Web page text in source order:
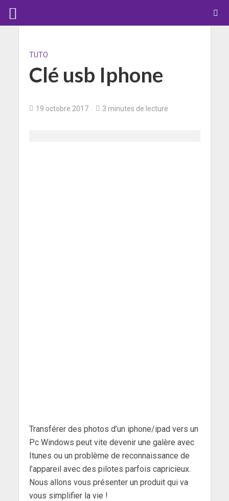
TUTO
Clé usb Iphone
19 octobre 2017 3 minutes de lecture
Transférer des photos d’un iphone/ipad vers un
Pc Windows peut vite devenir une galère avec
Itunes ou un problème de reconnaissance de
l’appareil avec des pilotes parfois capricieux.
Nous allons vous présenter un produit qui va
vous simplifier la vie !